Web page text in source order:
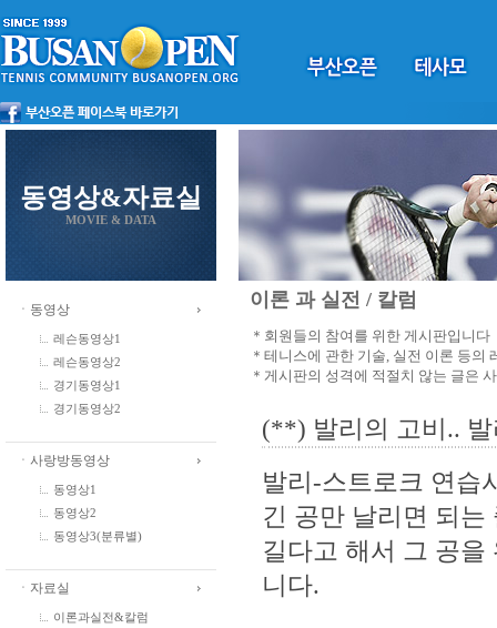
동영상&자료실
MOVIE & DATA
ㆍ동영상
레슨동영상1
레슨동영상2
경기동영상1
경기동영상2
ㆍ사랑방동영상
동영상1
동영상2
동영상3(분류별)
ㆍ자료실
이론과실전&칼럼
이론 과 실전 / 칼럼
＊회원들의 참여를 위한 게시판입니다
＊테니스에 관한 기술, 실전 이론 등의
＊게시판의 성격에 적절치 않는 글은
(**) 발리의 고비..
발리-스트로크 연습
긴 공만 날리면 되는
길다고 해서 그 공
니다.